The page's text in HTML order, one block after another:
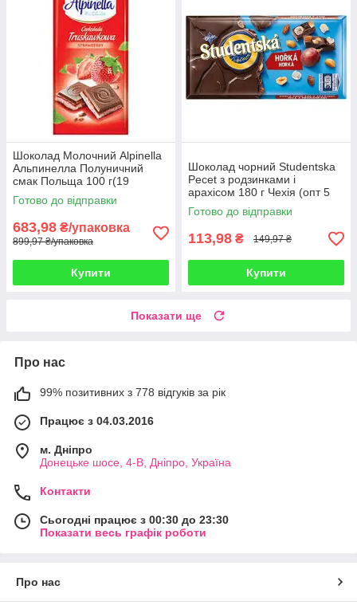
Шоколад Молочний Alpinella
Альпинелла Полуничний
смак Польща 100 г(19
шт/1уп)
Готово до відправки
683,98 ₴/упаковка
899,97 ₴/упаковка
Купити
Шоколад чорний Studentska
Pecet з родзинками і
арахісом 180 г Чехія (опт 5
шт)
Готово до відправки
113,98 ₴ 149,97 ₴
Купити
Показати ще
Про нас
99% позитивних з 778 відгуків за рік
Працює з 04.03.2016
м. Дніпро
Донецьке шосе, 4-В, Дніпро, Україна
Контакти
Сьогодні працює з 00:30 до 23:30
Показати весь графік роботи
Про нас